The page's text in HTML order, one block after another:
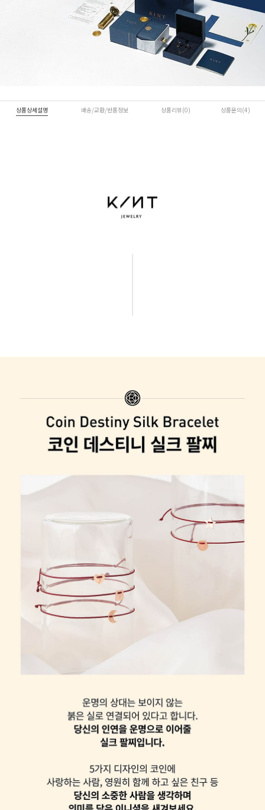
상품상세설명 배송/교환/반품정보 상품리뷰(0) 상품문의(4)